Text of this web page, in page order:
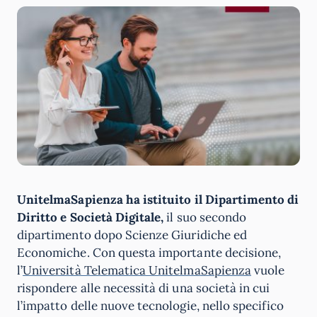
UnitelmaSapienza ha istituito il Dipartimento di
Diritto e Società Digitale,il suo secondo
dipartimento dopo Scienze Giuridiche ed
Economiche. Con questa importante decisione,
l’Università Telematica UnitelmaSapienzavuole
rispondere alle necessità di una società in cui
l’impatto delle nuove tecnologie, nello specifico